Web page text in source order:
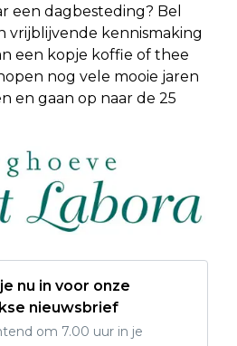
een dagbesteding? Bel
vrijblijvende kennismaking
een kopje koffie of thee
nog vele mooie jaren
en gaan op naar de 25
nu in voor onze
nieuwsbrief
om 7.00 uur in je